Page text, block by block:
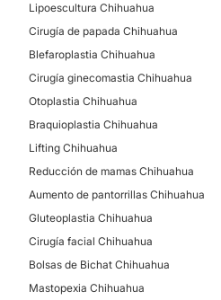
AUMENTO DE PANTORRILLAS
Se realiza con colocacion de
silicon o con lipoinyeccion
GLUTEOPLASTIA
Puede ser con
se puede acompañar de
Lipoescultura Chihuahua
Cirugía de papada Chihuahua
Blefaroplastia Chihuahua
Cirugía ginecomastia Chihuahua
Otoplastia Chihuahua
Braquioplastia Chihuahua
Lifting Chihuahua
Reducción de mamas Chihuahua
Aumento de pantorrillas Chihuahua
Gluteoplastia Chihuahua
Cirugía facial Chihuahua
Bolsas de Bichat Chihuahua
Mastopexia Chihuahua